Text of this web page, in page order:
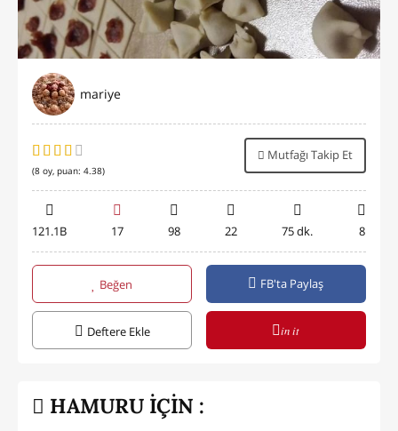
mariye
(8 oy, puan: 4.38)
Mutfağı Takip Et
121.1B 17 98 22 75 dk. 8
Beğen FB'ta Paylaş
Deftere Ekle in it
HAMURU İÇİN :